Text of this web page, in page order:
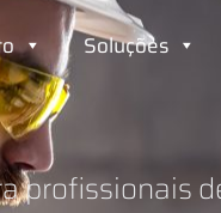
Soluções
profissionais